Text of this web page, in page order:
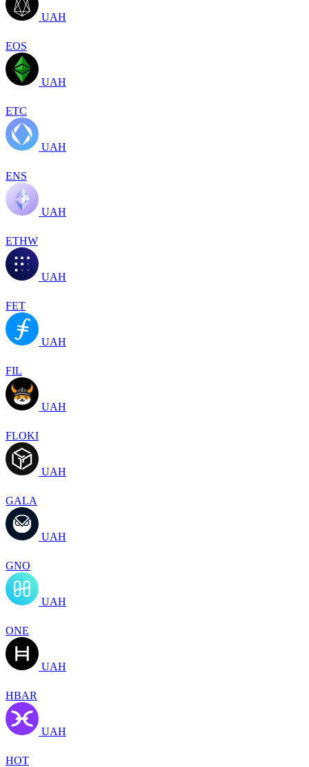
UAH
EOS
UAH
ETC
UAH
ENS
UAH
ETHW
UAH
FET
UAH
FIL
UAH
FLOKI
UAH
GALA
UAH
GNO
UAH
ONE
UAH
HBAR
UAH
HOT